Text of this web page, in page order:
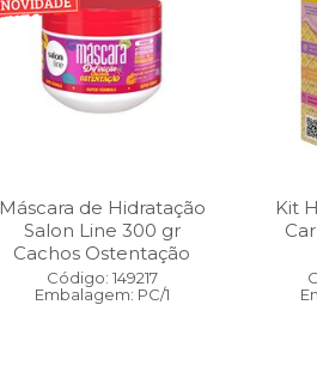
Máscara de Hidratação
Salon Line 300 gr
Cachos Ostentação
Código: 149217
Embalagem: PC/1
Kit